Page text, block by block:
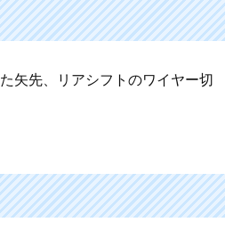
矢先、リアシフトのワイヤー切